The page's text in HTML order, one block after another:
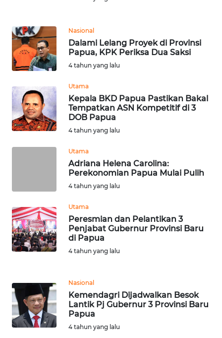
Nasional
Dalami Lelang Proyek di Provinsi
Papua, KPK Periksa Dua Saksi
4 tahun yang lalu
Utama
Kepala BKD Papua Pastikan Bakal
Tempatkan ASN Kompetitif di 3
DOB Papua
4 tahun yang lalu
Utama
Adriana Helena Carolina:
Perekonomian Papua Mulai Pulih
4 tahun yang lalu
Utama
Peresmian dan Pelantikan 3
Penjabat Gubernur Provinsi Baru
di Papua
4 tahun yang lalu
Nasional
Kemendagri Dijadwalkan Besok
Lantik Pj Gubernur 3 Provinsi Baru
Papua
4 tahun yang lalu
KALTARA
WN
KALSEL
WN
KALTIM
WN
SULUT
WN
MALUKU
MALUT
WN
DAIRI